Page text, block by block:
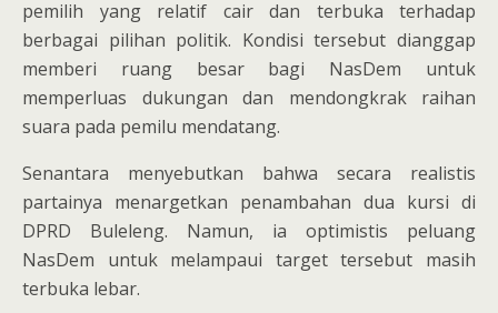
pemilih yang relatif cair dan terbuka terhadap
berbagai pilihan politik. Kondisi tersebut dianggap
memberi ruang besar bagi NasDem untuk
memperluas dukungan dan mendongkrak raihan
suara pada pemilu mendatang.
Senantara menyebutkan bahwa secara realistis
partainya menargetkan penambahan dua kursi di
DPRD Buleleng. Namun, ia optimistis peluang
NasDem untuk melampaui target tersebut masih
terbuka lebar.